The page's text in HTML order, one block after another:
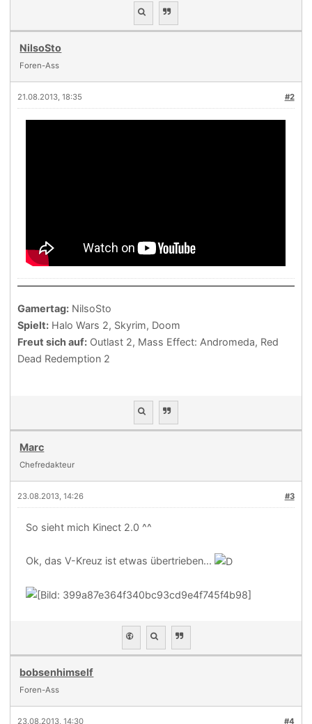
NilsoSto
Foren-Ass
#2
21.08.2013, 18:35
Gamertag: NilsoSto
Spielt: Halo Wars 2, Skyrim, Doom
Freut sich auf: Outlast 2, Mass Effect: Andromeda, Red
Dead Redemption 2
Marc
Chefredakteur
#3
23.08.2013, 14:26
So sieht mich Kinect 2.0 ^^
Ok, das V-Kreuz ist etwas übertrieben...
bobsenhimself
Foren-Ass
#4
23.08.2013, 14:30